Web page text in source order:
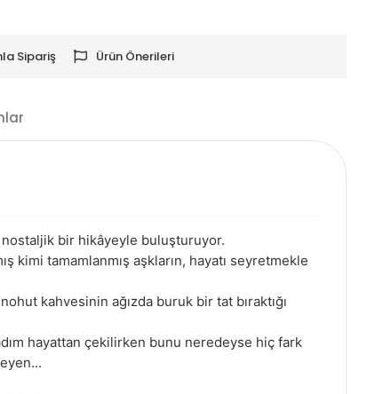
Sipariş Ürün Önerileri
nostaljik bir hikâyeyle buluşturuyor.
kimi tamamlanmış aşkların, hayatı seyretmekle
kahvesinin ağızda buruk bir tat bıraktığı
hayattan çekilirken bunu neredeyse hiç fark